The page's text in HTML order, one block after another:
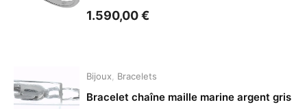
1.590,00€
Bijoux Bracelets
Bracelet chaîne maille marine argent gris